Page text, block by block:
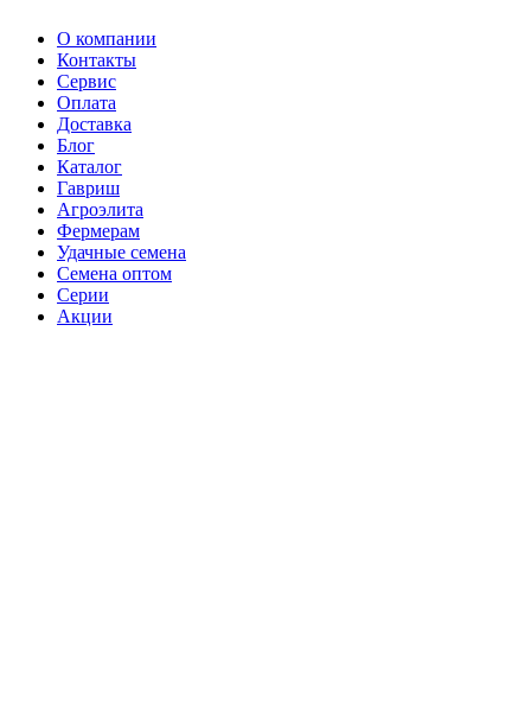
О компании
Контакты
Сервис
Оплата
Доставка
Блог
Каталог
Гавриш
Агроэлита
Фермерам
Удачные семена
Семена оптом
Серии
Акции